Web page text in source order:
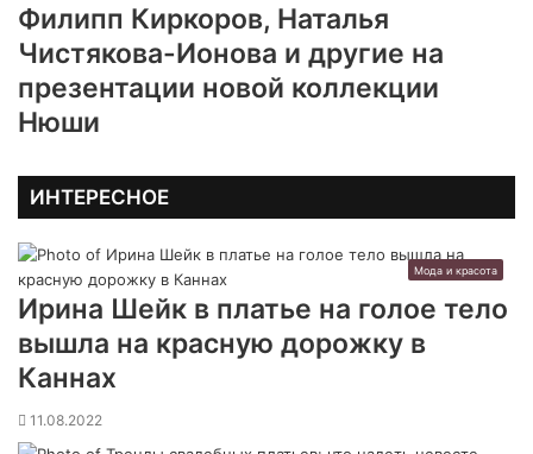
Филипп Киркоров, Наталья
Чистякова-Ионова и другие на
презентации новой коллекции
Нюши
ИНТЕРЕСНОЕ
Мода и красота
Ирина Шейк в платье на голое тело
вышла на красную дорожку в
Каннах
11.08.2022